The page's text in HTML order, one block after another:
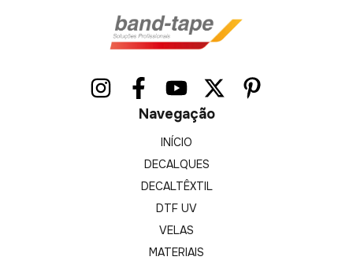
Navegação
INÍCIO
DECALQUES
DECALTÊXTIL
DTF UV
VELAS
MATERIAIS